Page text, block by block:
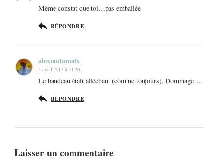
Même constat que toi…pas emballée
RÉPONDRE
alexmotamots
3 avril 2017 à 11:20
Le bandeau était alléchant (comme toujours). Dommage….
RÉPONDRE
Laisser un commentaire